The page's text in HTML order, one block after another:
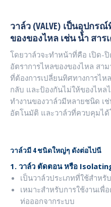
วาล์ว (VALVE) เป็นอุปก
ของของไหล เช่น น้ำ สาร
โดยวาล์วจะทำหน้าที่คือ เปิด-
อัตราการไหลของของไหล สา
ที่ต้องการเปลี่ยนทิศทางการไ
กลับ และป้องกันไม่ให้ของไห
ทำงานของวาล์วมีหลายชนิด เ
อัตโนมัติ และวาล์วที่ควบคุมไ
วาล์วมี 4 ชนิดใหญ่ๆ ดังต่อไปนี
1. วาล์ว ตัดตอน หรือ
เป็นวาล์วประเภทที่ใช้สำห
เหมาะสำหรับการใช้งานเ
ท่อออกจากระบบ